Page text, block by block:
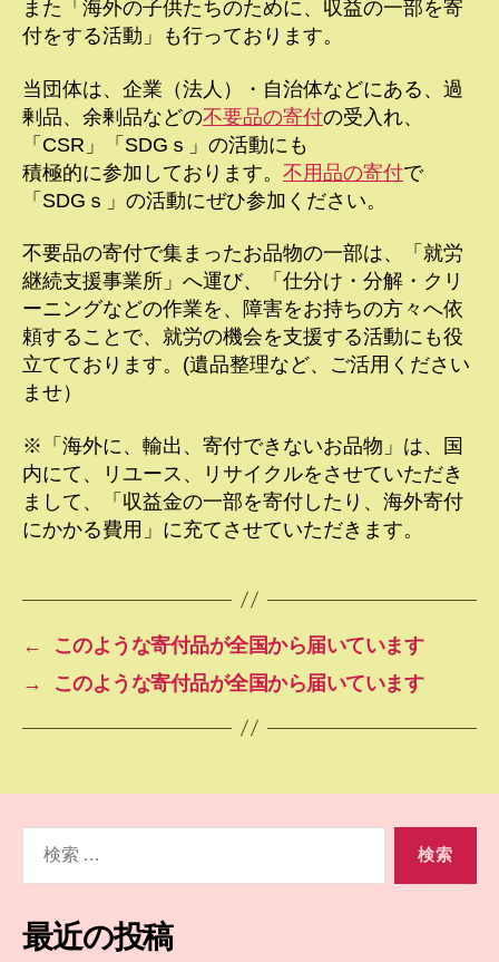
また「海外の子供たちのために、収益の一部を寄
付をする活動」も行っております。
当団体は、企業（法人）・自治体などにある、過
剰品、余剰品などの不要品の寄付の受入れ、
「CSR」「SDGｓ」の活動にも
積極的に参加しております。 不用品の寄付で
「SDGｓ」の活動にぜひ参加ください。
不要品の寄付で集まったお品物の一部は、「就労
継続支援事業所」へ運び、「仕分け・分解・クリ
ーニングなどの作業を、障害をお持ちの方々へ依
頼することで、就労の機会を支援する活動にも役
立てております。(遺品整理など、ご活用ください
ませ）
※「海外に、輸出、寄付できないお品物」は、国
内にて、リユース、リサイクルをさせていただき
まして、「収益金の一部を寄付したり、海外寄付
にかかる費用」に充てさせていただきます。
←
このような寄付品が全国から届いています
→
このような寄付品が全国から届いています
象:
最近の投稿